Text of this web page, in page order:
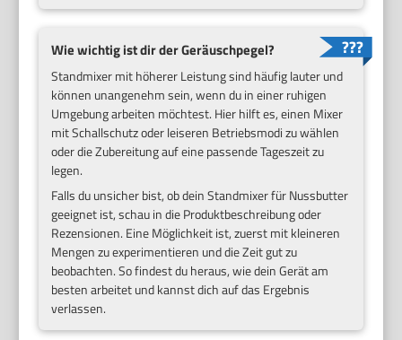
Wie wichtig ist dir der Geräuschpegel?
Standmixer mit höherer Leistung sind häufig lauter und
können unangenehm sein, wenn du in einer ruhigen
Umgebung arbeiten möchtest. Hier hilft es, einen Mixer
mit Schallschutz oder leiseren Betriebsmodi zu wählen
oder die Zubereitung auf eine passende Tageszeit zu
legen.
Falls du unsicher bist, ob dein Standmixer für Nussbutter
geeignet ist, schau in die Produktbeschreibung oder
Rezensionen. Eine Möglichkeit ist, zuerst mit kleineren
Mengen zu experimentieren und die Zeit gut zu
beobachten. So findest du heraus, wie dein Gerät am
besten arbeitet und kannst dich auf das Ergebnis
verlassen.